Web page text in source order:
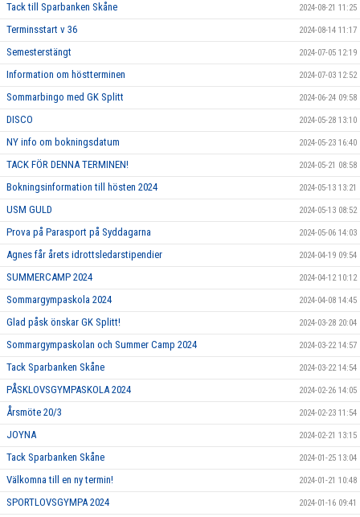
Tack till Sparbanken Skåne 2024-08-21 11:25
Terminsstart v 36 2024-08-14 11:17
Semesterstängt 2024-07-05 12:19
Information om höstterminen 2024-07-03 12:52
Sommarbingo med GK Splitt 2024-06-24 09:58
DISCO 2024-05-28 13:10
NY info om bokningsdatum 2024-05-23 16:40
TACK FÖR DENNA TERMINEN! 2024-05-21 08:58
Bokningsinformation till hösten 2024 2024-05-13 13:21
USM GULD 2024-05-13 08:52
Prova på Parasport på Syddagarna 2024-05-06 14:03
Agnes får årets idrottsledarstipendier 2024-04-19 09:54
SUMMERCAMP 2024 2024-04-12 10:12
Sommargympaskola 2024 2024-04-08 14:45
Glad påsk önskar GK Splitt! 2024-03-28 20:04
Sommargympaskolan och Summer Camp 2024 2024-03-22 14:57
Tack Sparbanken Skåne 2024-03-22 14:54
PÅSKLOVSGYMPASKOLA 2024 2024-02-26 14:05
Årsmöte 20/3 2024-02-23 11:54
JOYNA 2024-02-21 13:15
Tack Sparbanken Skåne 2024-01-25 13:04
Välkomna till en ny termin! 2024-01-21 10:48
SPORTLOVSGYMPA 2024 2024-01-16 09:41